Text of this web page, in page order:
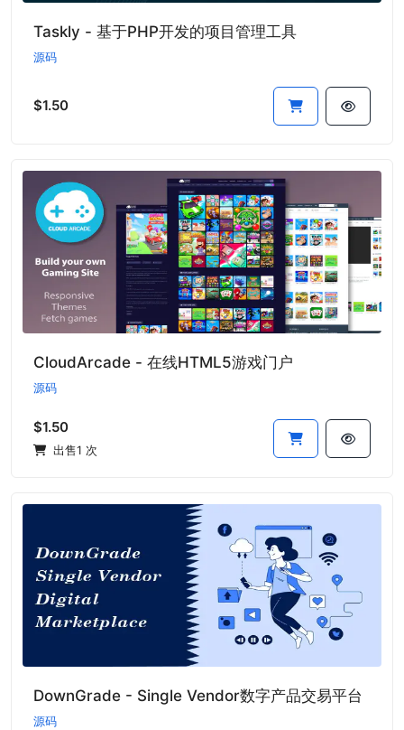
Taskly - 基于PHP开发的项目管理工具
源码
$1.50
CloudArcade - 在线HTML5游戏门户
源码
$1.50
出售1 次
DownGrade - Single Vendor数字产品交易平台
源码